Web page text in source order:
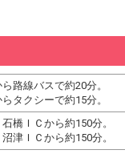
路線バスで約20分。
タクシーで約15分。
橋ＩＣから約150分。
津ＩＣから約150分。